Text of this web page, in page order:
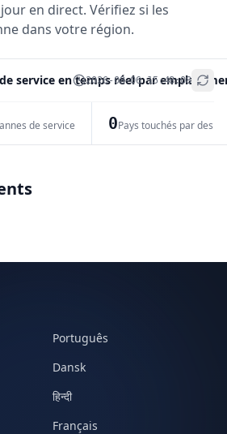
en direct. Vérifiez si les
dans votre région.
service en temps réel par
2026-08-06 15:48:08
de service 0Pays touchés par des
+
Português
Dansk
हिन्दी
Français